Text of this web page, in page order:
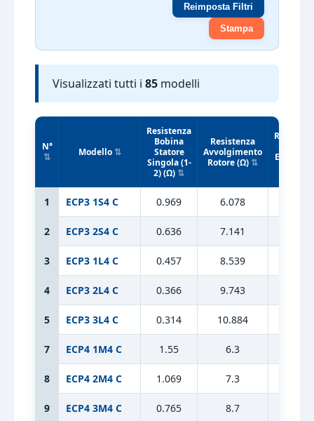
Reimposta Filtri
Stampa
Visualizzati tutti i 85 modelli
N° Modello
Resistenza
Bobina
Statore
Singola (1-
2) (Ω)
Resistenza
Avvolgimento
Rotore (Ω)
1 ECP3 1S4 C 0.969 6.078
2 ECP3 2S4 C 0.636 7.141
3 ECP3 1L4 C 0.457 8.539
4 ECP3 2L4 C 0.366 9.743
5 ECP3 3L4 C 0.314 10.884
7 ECP4 1M4 C 1.55 6.3
8 ECP4 2M4 C 1.069 7.3
9 ECP4 3M4 C 0.765 8.7